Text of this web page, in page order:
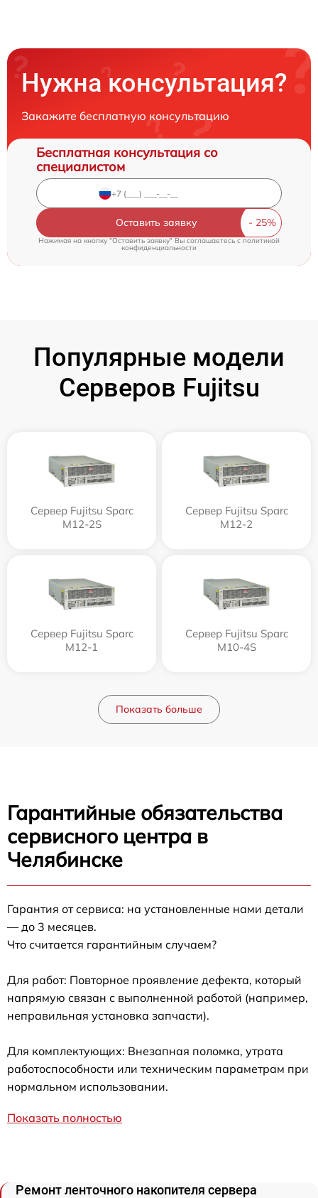
Нужна консультация?
Закажите бесплатную консультацию
Бесплатная консультация со
специалистом
Оставить заявку
Нажимая на кнопку "Оставить заявку" Вы соглашаетесь cполитикой
конфиденциальности
Популярные модели
Серверов Fujitsu
Сервер Fujitsu Sparc
M12-2S
Сервер Fujitsu Sparc
M12-2
Сервер Fujitsu Sparc
M12-1
Сервер Fujitsu Sparc
M10-4S
Показать больше
Гарантийные обязательства
сервисного центра в
Челябинске
Гарантия от сервиса: на установленные нами детали
— до 3 месяцев.
Что считается гарантийным случаем?
Для работ: Повторное проявление дефекта, который
напрямую связан с выполненной работой (например,
неправильная установка запчасти).
Для комплектующих: Внезапная поломка, утрата
работоспособности или техническим параметрам при
нормальном использовании.
Показать полностью
Ремонт ленточного накопителя сервера